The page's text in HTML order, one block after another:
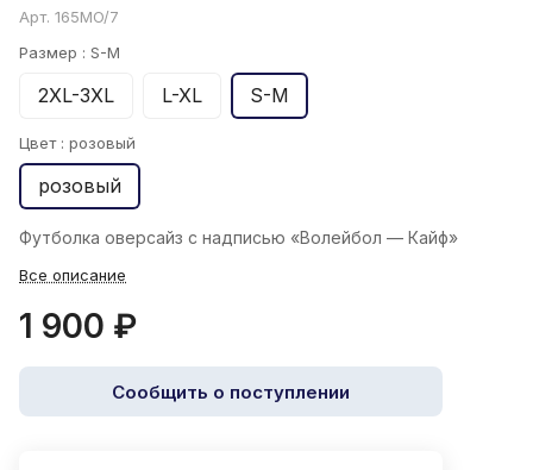
Арт. 165MO/7
Размер : S-M
2XL-3XL L-XL S-M
Цвет : розовый
розовый
Футболка oверсайз с надписью «Волейбол — Кайф»
Все описание
1 900 ₽
Сообщить о поступлении